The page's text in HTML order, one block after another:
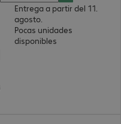
Entrega a partir del 11.
agosto.
Pocas unidades
disponibles